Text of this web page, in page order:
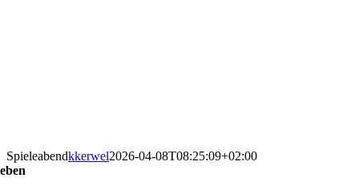
Spieleabendkkerwel2026-04-08T08:25:09+02:00